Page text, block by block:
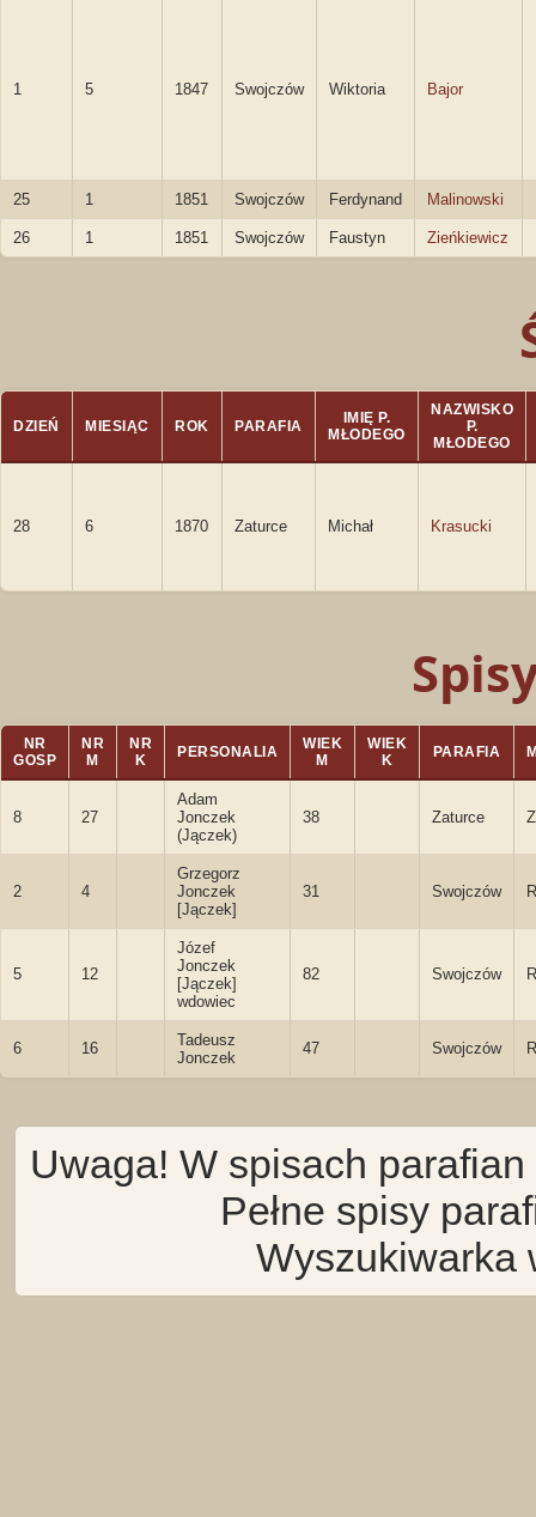
1 5 1847 Swojczów Wiktoria Bajor
25 1 1851 Swojczów Ferdynand Malinowski
26 1 1851 Swojczów Faustyn Zieńkiewicz
DZIEŃ MIESIĄC ROK PARAFIA
IMIĘ P.
MŁODEGO
NAZWISKO
P.
MŁODEGO
28 6 1870 Zaturce Michał Krasucki
NR
GOSP
NR
M
NR
K
PERSONALIA
WIEK
M
WIEK
K
PARAFIA
8 27
Adam
Jonczek
(Jączek)
38 Zaturce
2 4
Grzegorz
Jonczek
[Jączek]
31 Swojczów
5 12
Józef
Jonczek
[Jączek]
wdowiec
82 Swojczów
6 16
Tadeusz
Jonczek
47 Swojczów
Uwaga! W spisach
Pełne spisy
Wyszukiwarka